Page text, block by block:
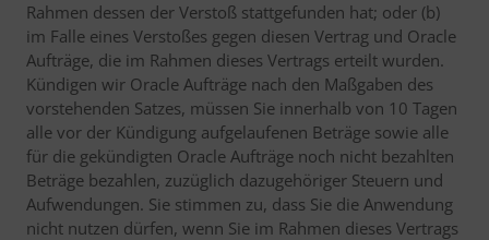
Rahmen dessen der Verstoß stattgefunden hat; oder (b)
im Falle eines Verstoßes gegen diesen Vertrag und Oracle
Aufträge, die im Rahmen dieses Vertrags erteilt wurden.
Kündigen wir Oracle Aufträge nach den Maßgaben des
vorstehenden Satzes, müssen Sie innerhalb von 10 Tagen
alle vor der Kündigung aufgelaufenen Beträge sowie alle
für die gekündigten Oracle Aufträge noch nicht bezahlten
Beträge bezahlen, zuzüglich dazugehöriger Steuern und
Aufwendungen. Sie stimmen zu, dass Sie die Anwendung
nicht nutzen dürfen, wenn Sie im Rahmen dieses Vertrags